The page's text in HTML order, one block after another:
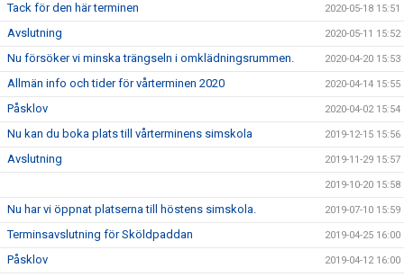
Tack för den här terminen 2020-05-18 15:51
Avslutning 2020-05-11 15:52
Nu försöker vi minska trängseln i omklädningsrummen. 2020-04-20 15:53
Allmän info och tider för vårterminen 2020 2020-04-14 15:55
Påsklov 2020-04-02 15:54
Nu kan du boka plats till vårterminens simskola 2019-12-15 15:56
Avslutning 2019-11-29 15:57
2019-10-20 15:58
Nu har vi öppnat platserna till höstens simskola. 2019-07-10 15:59
Terminsavslutning för Sköldpaddan 2019-04-25 16:00
Påsklov 2019-04-12 16:00